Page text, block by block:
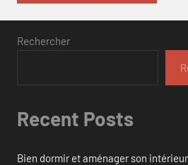
Rechercher
Recent Posts
Bien dormir et aménager son